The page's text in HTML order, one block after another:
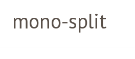
mono-split